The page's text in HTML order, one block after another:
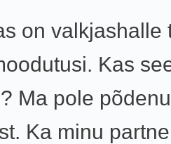
on valkjashalle
Kas
Ma pole
Ka minu